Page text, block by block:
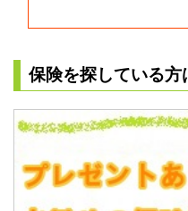
保険を探している方